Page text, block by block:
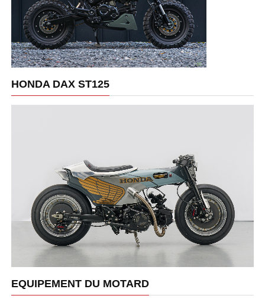
HONDA DAX ST125
EQUIPEMENT DU MOTARD